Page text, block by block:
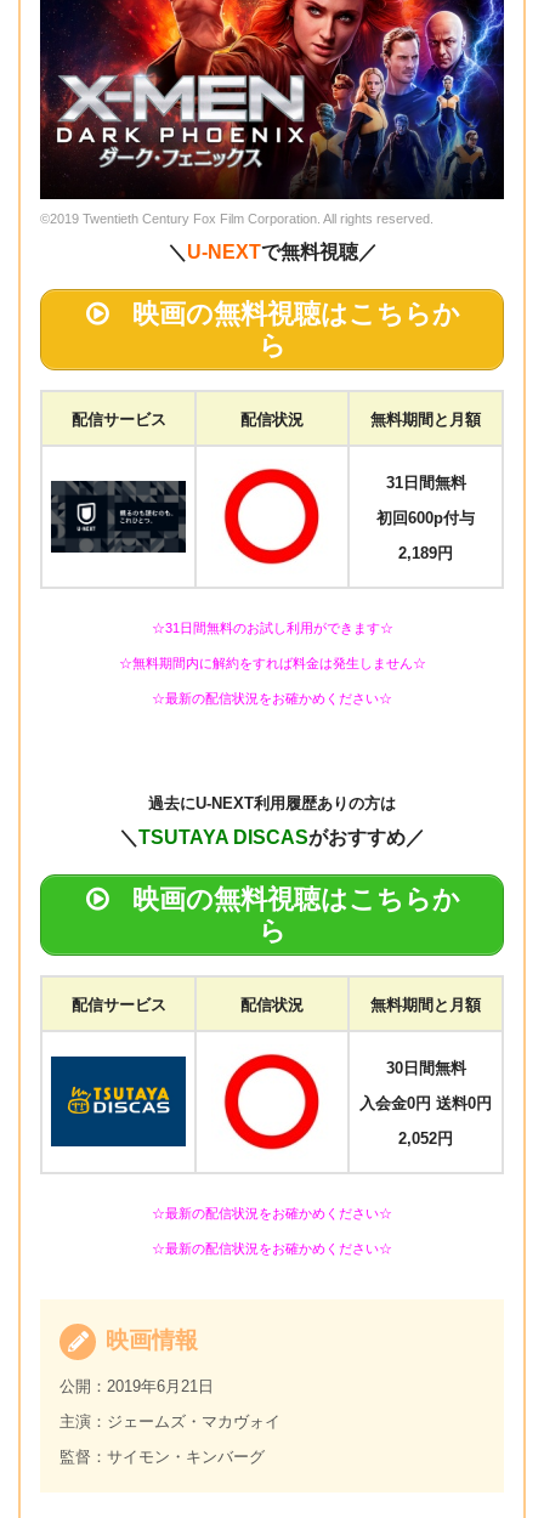
©2019 Twentieth Century Fox Film Corporation. All rights reserved.
＼ U-NEXTで無料視聴／
映画の無料視聴はこちらか
ら
配信サービス 配信状況 無料期間と月額
31日間無料
初回600p付与
2,189円
☆31日間無料のお試し利用ができます☆
☆無料期間内に解約をすれば料金は発生しません☆
☆最新の配信状況をお確かめください☆
過去にU-NEXT利用履歴ありの方は
＼TSUTAYA DISCASがおすすめ／
映画の無料視聴はこちらか
ら
配信サービス 配信状況 無料期間と月額
30日間無料
入会金0円 送料0円
2,052円
☆最新の配信状況をお確かめください☆
☆最新の配信状況をお確かめください☆
映画情報
公開：2019年6月21日
主演：ジェームズ・マカヴォイ
監督：サイモン・キンバーグ